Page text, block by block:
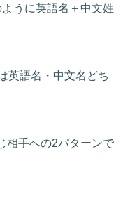
うに英語名＋中文姓
英語名・中文名どち
相手への2パターンで